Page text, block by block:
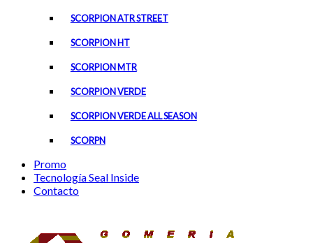
SCORPION ATR STREET
SCORPION HT
SCORPION MTR
SCORPION VERDE
SCORPION VERDE ALL SEASON
SCORPN
Promo
Tecnología Seal Inside
Contacto